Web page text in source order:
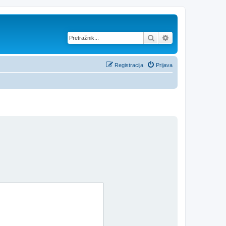
Pretražnik
Prijava
Registracija